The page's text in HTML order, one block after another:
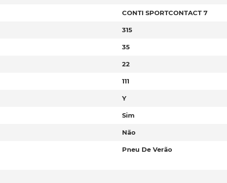
CONTI SPORTCONTACT 7
315
35
22
111
Y
Sim
Não
Pneu De Verão